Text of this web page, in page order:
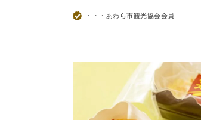
・・・あわら市観光協会会員